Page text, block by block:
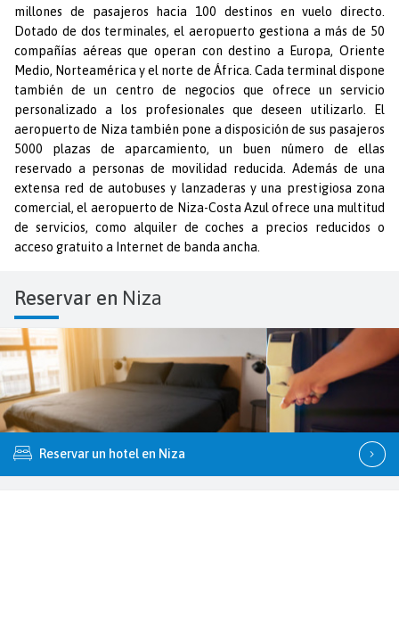
millones de pasajeros hacia 100 destinos en vuelo directo.
Dotado de dos terminales, el aeropuerto gestiona a más de 50
compañías aéreas que operan con destino a Europa, Oriente
Medio, Norteamérica y el norte de África. Cada terminal dispone
también de un centro de negocios que ofrece un servicio
personalizado a los profesionales que deseen utilizarlo. El
aeropuerto de Niza también pone a disposición de sus pasajeros
5000 plazas de aparcamiento, un buen número de ellas
reservado a personas de movilidad reducida. Además de una
extensa red de autobuses y lanzaderas y una prestigiosa zona
comercial, el aeropuerto de Niza-Costa Azul ofrece una multitud
de servicios, como alquiler de coches a precios reducidos o
acceso gratuito a Internet de banda ancha.
Reservar en Niza
Reservar un hotel en Niza